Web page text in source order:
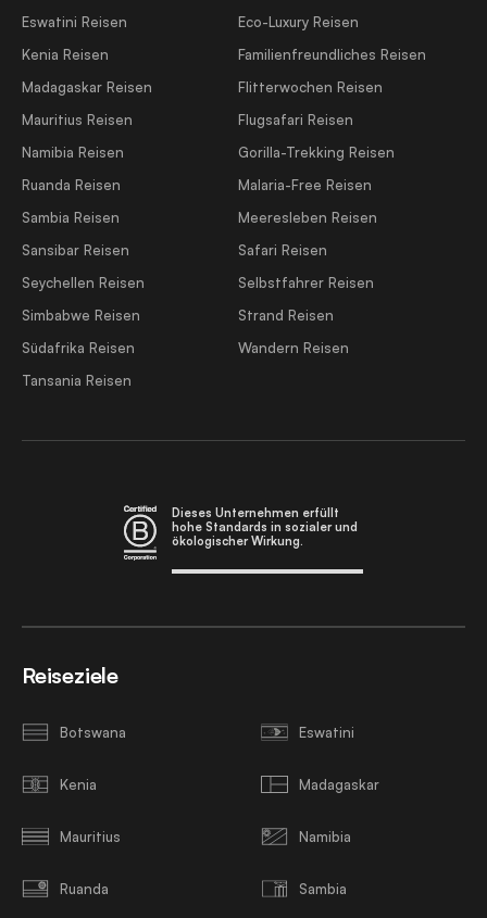
Eswatini Reisen
Kenia Reisen
Madagaskar Reisen
Mauritius Reisen
Namibia Reisen
Ruanda Reisen
Sambia Reisen
Sansibar Reisen
Seychellen Reisen
Simbabwe Reisen
Südafrika Reisen
Tansania Reisen
Eco-Luxury Reisen
Familienfreundliches Reisen
Flitterwochen Reisen
Flugsafari Reisen
Gorilla-Trekking Reisen
Malaria-Free Reisen
Meeresleben Reisen
Safari Reisen
Selbstfahrer Reisen
Strand Reisen
Wandern Reisen
Dieses Unternehmen erfüllt
hohe Standards in sozialer und
ökologischer Wirkung.
Reiseziele
Botswana Eswatini
Kenia Madagaskar
Mauritius Namibia
Ruanda Sambia